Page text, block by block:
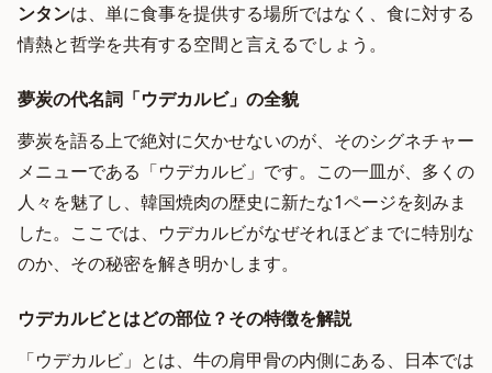
ンタンは、単に食事を提供する場所ではなく、食に対する
情熱と哲学を共有する空間と言えるでしょう。
夢炭の代名詞「ウデカルビ」の全貌
夢炭を語る上で絶対に欠かせないのが、そのシグネチャー
メニューである「ウデカルビ」です。この一皿が、多くの
人々を魅了し、韓国焼肉の歴史に新たな1ページを刻みま
した。ここでは、ウデカルビがなぜそれほどまでに特別な
のか、その秘密を解き明かします。
ウデカルビとはどの部位？その特徴を解説
「ウデカルビ」とは、牛の肩甲骨の内側にある、日本では